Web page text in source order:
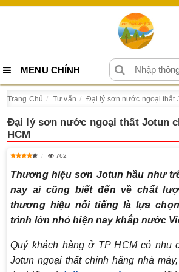
MENU CHÍNH
Trang Chủ Tư vấn Đại lý sơn nước ngoại thất
Đại lý sơn nước ngoại thất Jotun
HCM
762
Thương hiệu sơn Jotun hầu như
nay ai cũng biết đến về chất
thương hiệu nổi tiếng là lựa
trình lớn nhỏ hiện nay khắp nước
Quý khách hàng ở TP HCM có nhu
Jotun ngoại thất chính hãng nhà